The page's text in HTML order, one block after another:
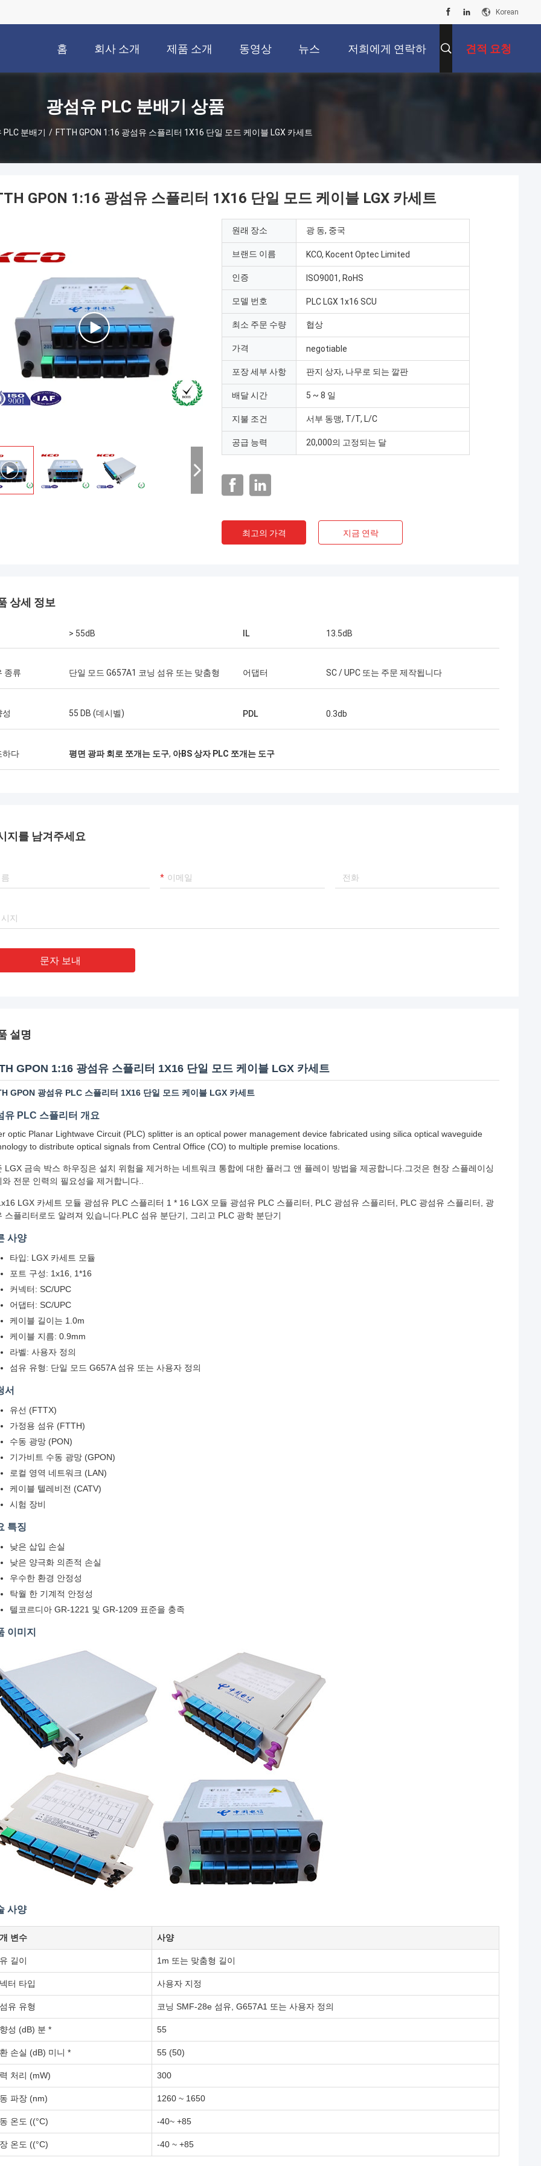
Korean
홈 회사 소개 제품 소개 동영상 뉴스 저희에게 연락하 견적 요청
광섬유 PLC 분배기 상품
PLC 분배기 / FTTH GPON 1:16 광섬유 스플리터 1X16 단일 모드 케이블 LGX 카세트
된 채로
이너
Thang Nguyen 님
Kocent Optec Limited는 저희 회사의 장기
는 그들의 옥외 케이블, 분배함, 접속함 및 광
Mr 헨리 타이 어
Kocent Optec Limited는 우리의 장기적인
GPON 1:16 광섬유 스플리터 1X16 단일 모드 케이블 LGX 카세트
원래 장소 광 동, 중국
브랜드 이름 KCO, Kocent Optec Limited
인증 ISO9001, RoHS
모델 번호 PLC LGX 1x16 SCU
최소 주문 수량 협상
가격 negotiable
포장 세부 사항 판지 상자, 나무로 되는 깔판
배달 시간 5 ~ 8 일
지불 조건 서부 동맹, T/T, L/C
공급 능력 20,000의 고정되는 달
최고의 가격 지금 연락
상세 정보
> 55dB IL 13.5dB
종류 단일 모드 G657A1 코닝 섬유 또는 맞춤형 어댑터 SC / UPC 또는 주문 제작됩니다
성 55 DB (데시벨) PDL 0.3db
하다 평면 광파 회로 쪼개는 도구, 아BS 상자 PLC 쪼개는 도구
지를 남겨주세요
문자 보내
설명
GPON 1:16 광섬유 스플리터 1X16 단일 모드 케이블 LGX 카세트
GPON 광섬유 PLC 스플리터 1X16 단일 모드 케이블 LGX 카세트
유 PLC 스플리터 개요
optic Planar Lightwave Circuit (PLC) splitter is an optical power management device fabricated using silica optical waveguide
to distribute optical signals from Central Office (CO) to multiple premise locations.
LGX 금속 박스 하우징은 설치 위험을 제거하는 네트워크 통합에 대한 플러그 앤 플레이 방법을 제공합니다.그것은 현장 스플레이싱
와 전문 인력의 필요성을 제거합니다..
LGX 카세트 모듈 광섬유 PLC 스플리터 1 * 16 LGX 모듈 광섬유 PLC 스플리터, PLC 광섬유 스플리터, PLC 광섬유 스플리터, 광
스플리터로도 알려져 있습니다.PLC 섬유 분단기, 그리고 PLC 광학 분단기
사양
타입: LGX 카세트 모듈
포트 구성: 1x16, 1*16
커넥터: SC/UPC
어댑터: SC/UPC
케이블 길이는 1.0m
케이블 지름: 0.9mm
라벨: 사용자 정의
섬유 유형: 단일 모드 G657A 섬유 또는 사용자 정의
서
유선 (FTTX)
가정용 섬유 (FTTH)
수동 광망 (PON)
기가비트 수동 광망 (GPON)
로컬 영역 네트워크 (LAN)
케이블 텔레비전 (CATV)
시험 장비
특징
낮은 삽입 손실
낮은 양극화 의존적 손실
우수한 환경 안정성
탁월 한 기계적 안정성
텔코르디아 GR-1221 및 GR-1209 표준을 충족
이미지
사양
변수 사양
길이 1m 또는 맞춤형 길이
터 타입 사용자 지정
유 유형 코닝 SMF-28e 섬유, G657A1 또는 사용자 정의
성 (dB) 분 * 55
손실 (dB) 미니 * 55 (50)
처리 (mW) 300
파장 (nm) 1260 ~ 1650
온도 ((°C) -40~ +85
온도 ((°C) -40 ~ +85